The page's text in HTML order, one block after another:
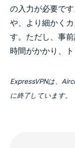
の入力が必要で
や、より細かく
す。ただし、事
時間がかかり、
ExpressVPNは、
に終了しています。